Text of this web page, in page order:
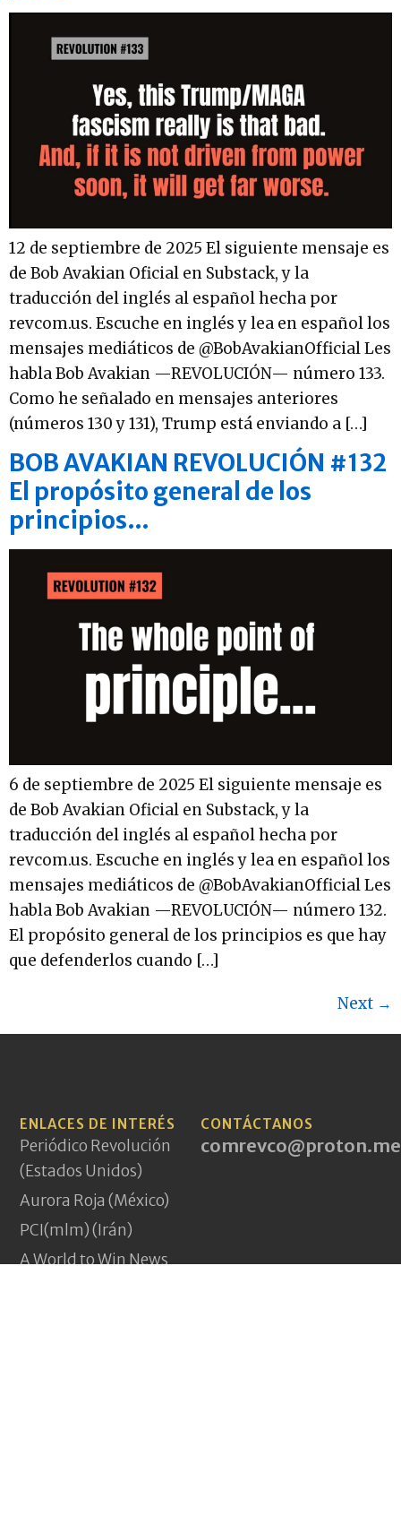
12 de septiembre de 2025 El siguiente mensaje es
de Bob Avakian Oficial en Substack, y la
traducción del inglés al español hecha por
revcom.us. Escuche en inglés y lea en español los
mensajes mediáticos de @BobAvakianOfficial Les
habla Bob Avakian —REVOLUCIÓN— número 133.
Como he señalado en mensajes anteriores
(números 130 y 131), Trump está enviando a […]
BOB AVAKIAN REVOLUCIÓN #132
El propósito general de los
principios…
6 de septiembre de 2025 El siguiente mensaje es
de Bob Avakian Oficial en Substack, y la
traducción del inglés al español hecha por
revcom.us. Escuche en inglés y lea en español los
mensajes mediáticos de @BobAvakianOfficial Les
habla Bob Avakian —REVOLUCIÓN— número 132.
El propósito general de los principios es que hay
que defenderlos cuando […]
Next →
ENLACES DE INTERÉS
Periódico Revolución
(Estados Unidos)
Aurora Roja (México)
PCI(mlm) (Irán)
A World to Win News
CONTÁCTANOS
comrevco@proton.me